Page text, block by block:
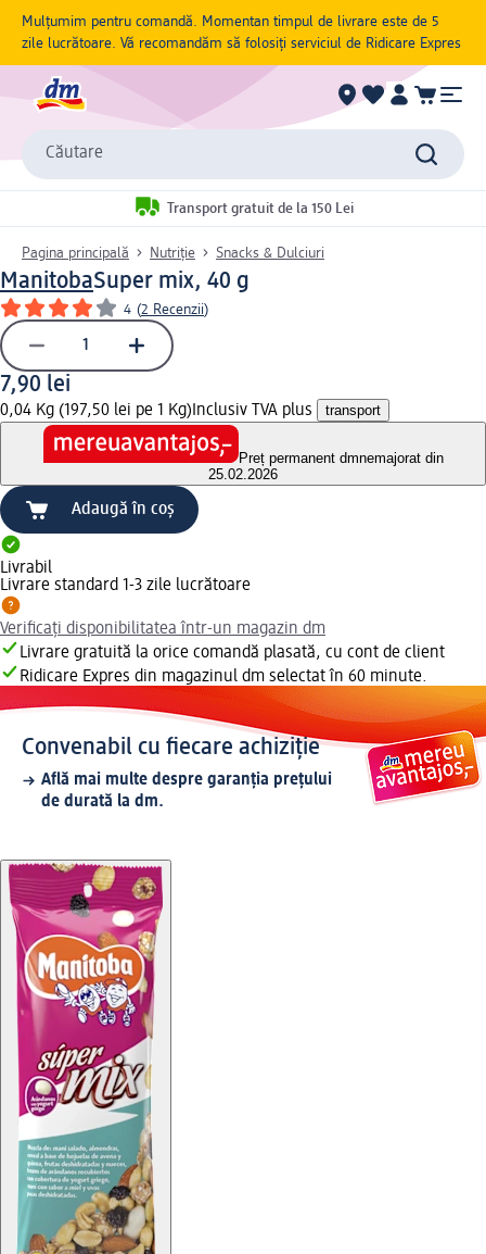
Mulțumim pentru comandă. Momentan timpul de livrare este de 5
zile lucrătoare. Vă recomandăm să folosiți serviciul de Ridicare Expres
Căutare
Transport gratuit de la 150 Lei
Pagina principală Nutriție Snacks & Dulciuri
ManitobaSuper mix, 40 g
4 (2 Recenzii)
7,90 lei
0,04 Kg (197,50 lei pe 1 Kg) Inclusiv TVA plus transport
Preț permanent dmnemajorat din
25.02.2026
Adaugă în coș
Livrabil
Livrare standard 1-3 zile lucrătoare
Verificați disponibilitatea într-un magazin dm
Livrare gratuită la orice comandă plasată, cu cont de client
Ridicare Expres din magazinul dm selectat în 60 minute.
Convenabil cu fiecare achiziție
Află mai multe despre garanția prețului
de durată la dm.